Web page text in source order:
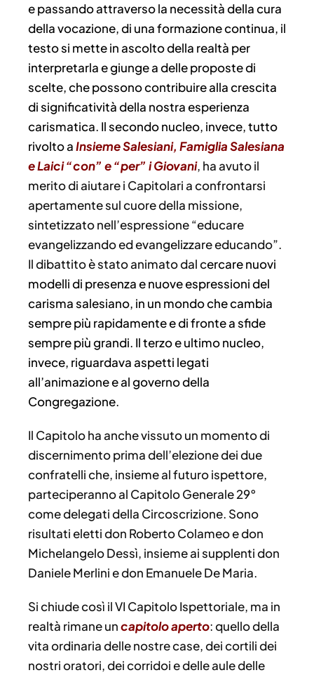
e passando attraverso la necessità della cura
della vocazione, di una formazione continua, il
testo si mette in ascolto della realtà per
interpretarla e giunge a delle proposte di
scelte, che possono contribuire alla crescita
di significatività della nostra esperienza
carismatica. Il secondo nucleo, invece, tutto
rivolto aInsieme Salesiani, Famiglia Salesiana
e Laici “con” e “per” i Giovani, ha avuto il
merito di aiutare i Capitolari a confrontarsi
apertamente sul cuore della missione,
sintetizzato nell’espressione “educare
evangelizzando ed evangelizzare educando”.
Il dibattito è stato animato dal cercare nuovi
modelli di presenza e nuove espressioni del
carisma salesiano, in un mondo che cambia
sempre più rapidamente e di fronte a sfide
sempre più grandi. Il terzo e ultimo nucleo,
invece, riguardava aspetti legati
all’animazione e al governo della
Congregazione.
Il Capitolo ha anche vissuto un momento di
discernimento prima dell’elezione dei due
confratelli che, insieme al futuro ispettore,
parteciperanno al Capitolo Generale 29°
come delegati della Circoscrizione. Sono
risultati eletti don Roberto Colameo e don
Michelangelo Dessì, insieme ai supplenti don
Daniele Merlini e don Emanuele De Maria.
Si chiude così il VI Capitolo Ispettoriale, ma in
realtà rimane uncapitolo aperto: quello della
vita ordinaria delle nostre case, dei cortili dei
nostri oratori, dei corridoi e delle aule delle